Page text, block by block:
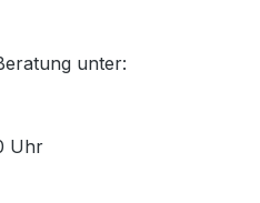
unter:
Uhr